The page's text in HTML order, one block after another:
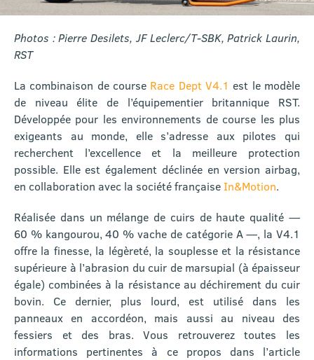
Photos : Pierre Desilets, JF Leclerc/T-SBK, Patrick Laurin,
RST
La combinaison de course Race Dept V4.1 est le modèle
de niveau élite de l’équipementier britannique RST.
Développée pour les environnements de course les plus
exigeants au monde, elle s’adresse aux pilotes qui
recherchent l’excellence et la meilleure protection
possible. Elle est également déclinée en version airbag,
en collaboration avec la société françaiseIn&Motion.
Réalisée dans un mélange de cuirs de haute qualité —
60 % kangourou, 40 % vache de catégorie A —, la V4.1
offre la finesse, la légèreté, la souplesse et la résistance
supérieure à l’abrasion du cuir de marsupial (à épaisseur
égale) combinées à la résistance au déchirement du cuir
bovin. Ce dernier, plus lourd, est utilisé dans les
panneaux en accordéon, mais aussi au niveau des
fessiers et des bras. Vous retrouverez toutes les
informations pertinentes à ce propos dans l’article